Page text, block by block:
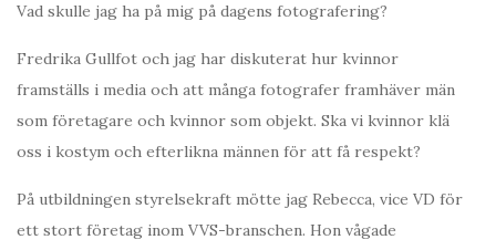
Vad skulle jag ha på mig på dagens fotografering?
Fredrika Gullfot och jag har diskuterat hur kvinnor
framställs i media och att många fotografer framhäver män
som företagare och kvinnor som objekt. Ska vi kvinnor klä
oss i kostym och efterlikna männen för att få respekt?
På utbildningen styrelsekraft mötte jag Rebecca, vice VD för
ett stort företag inom VVS-branschen. Hon vågade